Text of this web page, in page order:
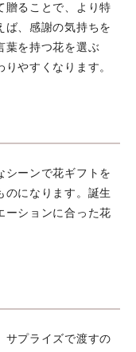
贈ることで、より特
ば、感謝の気持ちを
葉を持つ花を選ぶ
やすくなります。
シーンで花ギフトを
のになります。誕生
ーションに合った花
サプライズで渡すの